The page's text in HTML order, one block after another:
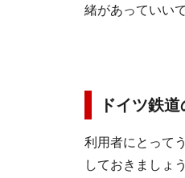
緒があっていい
ドイツ鉄
利用者にとって
しておきましょう